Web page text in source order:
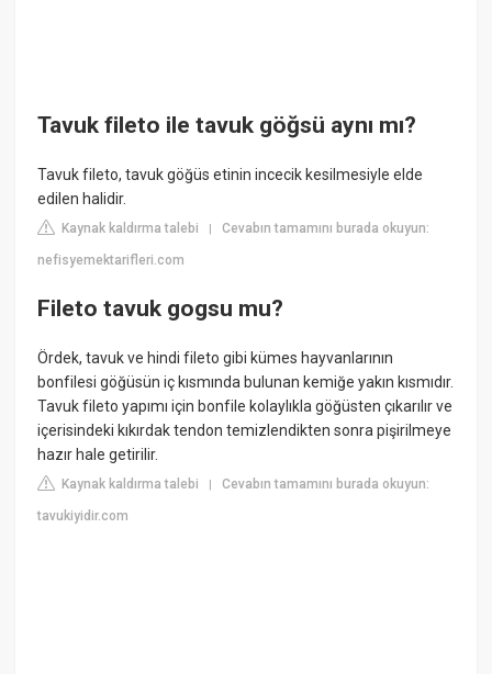
Tavuk fileto ile tavuk göğsü aynı mı?
Tavuk fileto, tavuk göğüs etinin incecik kesilmesiyle elde
edilen halidir.
Kaynak kaldırma talebi |Cevabın tamamını burada okuyun:
nefisyemektarifleri.com
Fileto tavuk gogsu mu?
Ördek, tavuk ve hindi fileto gibi kümes hayvanlarının
bonfilesi göğüsün iç kısmında bulunan kemiğe yakın kısmıdır.
Tavuk fileto yapımı için bonfile kolaylıkla göğüsten çıkarılır ve
içerisindeki kıkırdak tendon temizlendikten sonra pişirilmeye
hazır hale getirilir.
Kaynak kaldırma talebi |Cevabın tamamını burada okuyun:
tavukiyidir.com